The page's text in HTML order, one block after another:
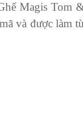
Magis Tom
và được làm